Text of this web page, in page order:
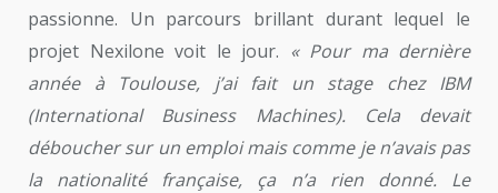
passionne. Un parcours brillant durant lequel le
projet Nexilone voit le jour. « Pour ma dernière
année à Toulouse, j’ai fait un stage chez IBM
(International Business Machines). Cela devait
déboucher sur un emploi mais comme je n’avais pas
la nationalité française, ça n’a rien donné. Le